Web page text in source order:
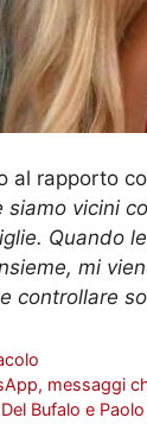
al rapporto
siamo vicini
Quando
mi
controllare
messaggi
Bufalo e